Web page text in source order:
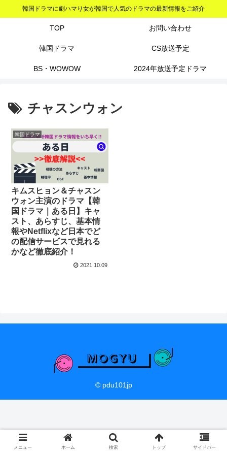
韓国ドラマに劇ハマり女が韓国で人気のドラマの最新情報をご紹介
TOP お問い合わせ
韓国ドラマ CS放送予定
BS・WOWOW 2024年放送予定ドラマ
チャスンウォン
韓国ドラマ
キムスヒョン＆チャスン
ウォン主演のドラマ【韓
国ドラマ｜ある日】キャ
スト、あらすじ、基本情
報やNetflixなど日本でど
の配信サービスで見れる
かなど徹底紹介！
2021.10.09
© pdu101jp
メニュー ホーム 検索 トップ サイドバー